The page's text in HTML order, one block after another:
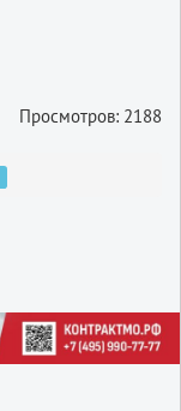
Просмотров: 2188